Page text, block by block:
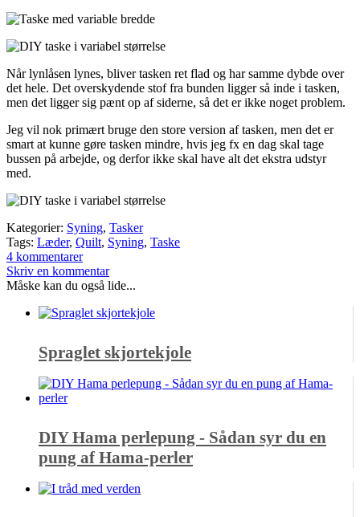
Når lynlåsen lynes, bliver tasken ret flad og har samme dybde over
det hele. Det overskydende stof fra bunden ligger så inde i tasken,
men det ligger sig pænt op af siderne, så det er ikke noget problem.
Jeg vil nok primært bruge den store version af tasken, men det er
smart at kunne gøre tasken mindre, hvis jeg fx en dag skal tage
bussen på arbejde, og derfor ikke skal have alt det ekstra udstyr
med.
Kategorier: Syning, Tasker
Tags: Læder, Quilt, Syning, Taske
4 kommentarer
Skriv en kommentar
Måske kan du også lide...
Spraglet skjortekjole
DIY Hama perlepung - Sådan syr du en
pung af Hama-perler